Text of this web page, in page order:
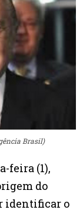
Brasil)
feira (1),
do
identificar o